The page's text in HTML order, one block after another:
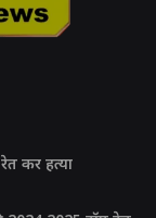
कर हत्या